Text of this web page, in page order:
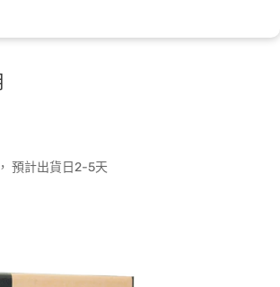
預計出貨日2-5天